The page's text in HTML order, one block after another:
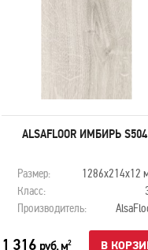
ALSAFLOOR ИМБИРЬ S504
Размер:
1286х214х12
Класс:
Производитель:
1 316 руб. м2 В